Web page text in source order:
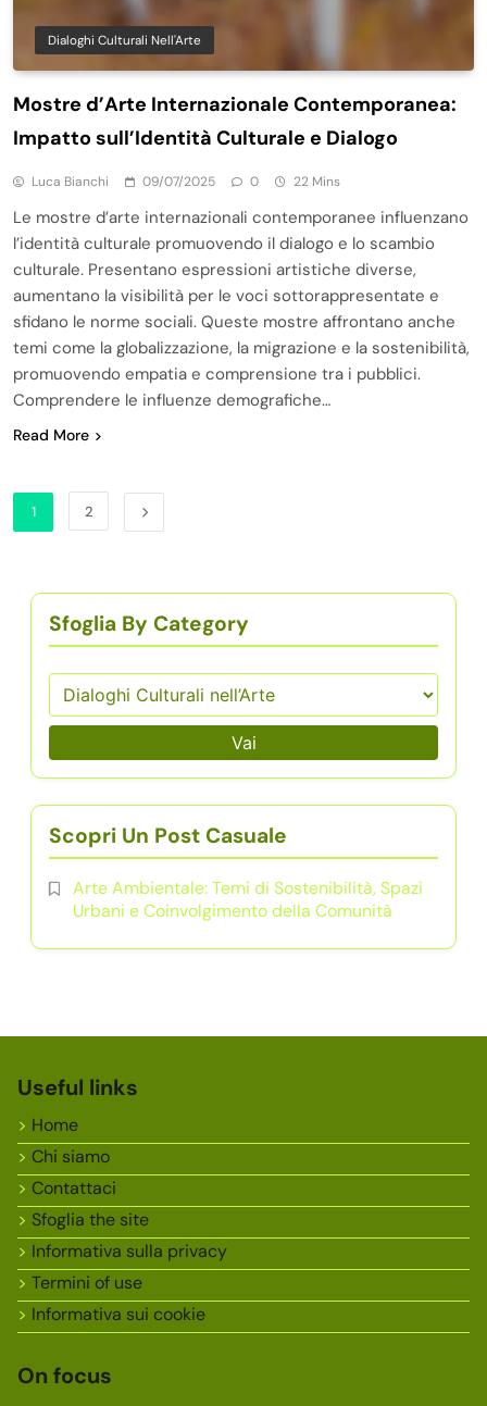
Dialoghi Culturali Nell'Arte
Mostre d’Arte Internazionale Contemporanea:
Impatto sull’Identità Culturale e Dialogo
Luca Bianchi 09/07/2025 0 22 Mins
Le mostre d’arte internazionali contemporanee influenzano
l’identità culturale promuovendo il dialogo e lo scambio
culturale. Presentano espressioni artistiche diverse,
aumentano la visibilità per le voci sottorappresentate e
sfidano le norme sociali. Queste mostre affrontano anche
temi come la globalizzazione, la migrazione e la sostenibilità,
promuovendo empatia e comprensione tra i pubblici.
Comprendere le influenze demografiche…
Read More
1 2
Sfoglia By Category
Vai
Scopri Un Post Casuale
Arte Ambientale: Temi di Sostenibilità, Spazi
Urbani e Coinvolgimento della Comunità
Useful links
Home
Chi siamo
Contattaci
Sfoglia the site
Informativa sulla privacy
Termini of use
Informativa sui cookie
On focus